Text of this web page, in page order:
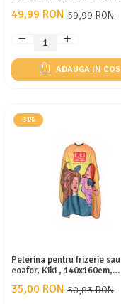
prindere cu cleme, Negru
59,99 RON
49,99 RON
ADAUGA IN COS
-31%
Pelerina pentru frizerie sau
coafor, Kiki , 140x160cm,
Multicolor
50,83 RON
35,00 RON